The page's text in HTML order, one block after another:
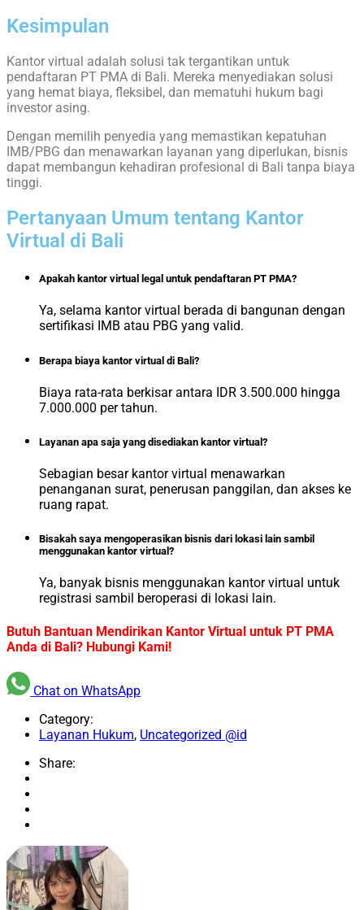
Kesimpulan
Kantor virtual adalah solusi tak tergantikan untuk
pendaftaran PT PMA di Bali. Mereka menyediakan solusi
yang hemat biaya, fleksibel, dan mematuhi hukum bagi
investor asing.
Dengan memilih penyedia yang memastikan kepatuhan
IMB/PBG dan menawarkan layanan yang diperlukan, bisnis
dapat membangun kehadiran profesional di Bali tanpa biaya
tinggi.
Pertanyaan Umum tentang Kantor
Virtual di Bali
Apakah kantor virtual legal untuk pendaftaran PT PMA?
Ya, selama kantor virtual berada di bangunan dengan
sertifikasi IMB atau PBG yang valid.
Berapa biaya kantor virtual di Bali?
Biaya rata-rata berkisar antara IDR 3.500.000 hingga
7.000.000 per tahun.
Layanan apa saja yang disediakan kantor virtual?
Sebagian besar kantor virtual menawarkan
penanganan surat, penerusan panggilan, dan akses ke
ruang rapat.
Bisakah saya mengoperasikan bisnis dari lokasi lain sambil
menggunakan kantor virtual?
Ya, banyak bisnis menggunakan kantor virtual untuk
registrasi sambil beroperasi di lokasi lain.
Butuh Bantuan Mendirikan Kantor Virtual untuk PT PMA
Anda di Bali? Hubungi Kami!
Chat on WhatsApp
Category:
Layanan Hukum, Uncategorized @id
Share: